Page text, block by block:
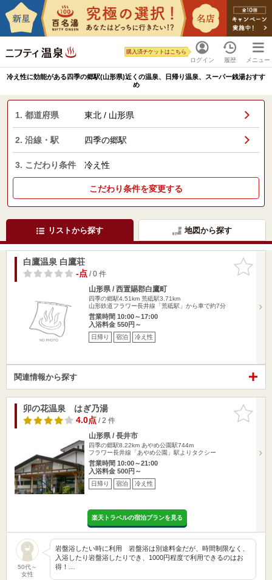
ログイン
購入済チケットはこちら
履歴 メニュー
冷え性に効能がある四季の郷駅(山形県)近くの温泉、日帰り温泉、スーパー銭湯おすす
め
1. 都道府県 東北 / 山形県
2. 沿線・駅 四季の郷駅
3. こだわり条件 冷え性
こだわり条件を変更する
リストから探す 地図から探す
お気に入
りに追加
白鷹温泉 白鷹荘
-点/ 0 件
山形県 / 西置賜郡白鷹町
四季の郷駅4.51km 荒砥駅3.71km
山形鉄道フラワー長井線「荒砥駅」から車で約7分
営業時間 10:00～17:00
入浴料金 550円～
日帰り 宿泊 冷え性
関連情報から探す
お気に入
りに追加
卯の花温泉 はぎ乃湯
4.0点/ 2 件
山形県 / 長井市
四季の郷駅8.22km あやめ公園駅744m
フラワー長井線「あやめ公園」駅よりタクシー
営業時間 10:00～21:00
入浴料金 500円～
日帰り 宿泊 冷え性
楽天トラベルの宿泊プランを見る
50代～
女性
岩盤浴したい時に利用 岩盤浴は別途料金だが、時間制限なく、
入浴したり岩盤浴したりでき、1000円程度で利用できるのはお
得！…